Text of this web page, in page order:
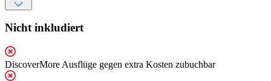
Nicht inkludiert
DiscoverMore Ausflüge gegen extra Kosten zubuchbar